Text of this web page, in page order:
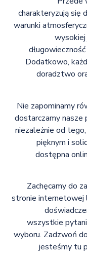
charakteryzują się
warunki
wysokiej
Dodatkowo,
doradztwo
Nie zapominamy
dostarczamy nasze
niezależnie od
pięknym i
dostępna
Zachęcamy do
stronie internetowej
wszystkie
wyboru. Zadzwoń
jesteśmy tu